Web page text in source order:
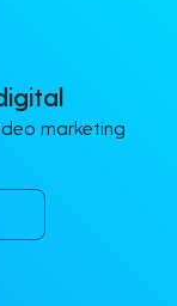
marketing